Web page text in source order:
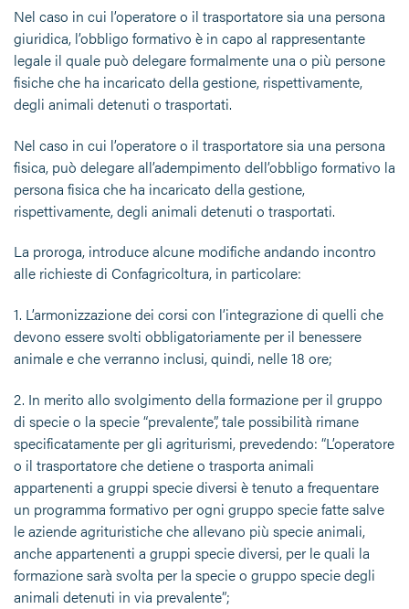
Nel caso in cui l’operatore o il trasportatore sia una persona
giuridica, l’obbligo formativo è in capo al rappresentante
legale il quale può delegare formalmente una o più persone
fisiche che ha incaricato della gestione, rispettivamente,
degli animali detenuti o trasportati.
Nel caso in cui l’operatore o il trasportatore sia una persona
fisica, può delegare all’adempimento dell’obbligo formativo la
persona fisica che ha incaricato della gestione,
rispettivamente, degli animali detenuti o trasportati.
La proroga, introduce alcune modifiche andando incontro
alle richieste di Confagricoltura, in particolare:
1. L’armonizzazione dei corsi con l’integrazionedi quelli che
devono essere svolti obbligatoriamente per il benessere
animalee che verranno inclusi, quindi, nelle 18 ore;
2. In merito allo svolgimento della formazione per il gruppo
di specie o la specie “prevalente”, tale possibilità rimane
specificatamente per gli agriturismi, prevedendo: “L’operatore
o il trasportatore che detiene o trasporta animali
appartenenti a gruppi specie diversi è tenuto a frequentare
un programma formativo per ogni gruppo specie fatte salve
le aziende agrituristiche che allevano più specie animali,
anche appartenenti a gruppi specie diversi, per le quali la
formazione sarà svolta per la specie o gruppo specie degli
animali detenuti in via prevalente”;